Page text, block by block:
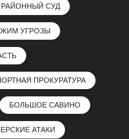
СУД
УГРОЗЫ
ПРОКУРАТУРА
БОЛЬШОЕ САВИНО
АТАКИ